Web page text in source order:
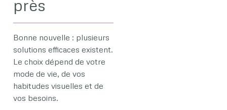
près
Bonne nouvelle : plusieurs
solutions efficaces existent.
Le choix dépend de votre
mode de vie, de vos
habitudes visuelles et de
vos besoins.